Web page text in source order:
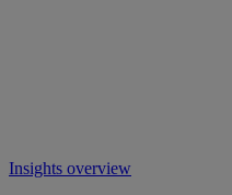
Insights overview